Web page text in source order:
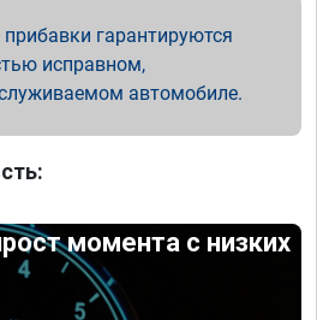
гарантируются
исправном,
автомобиле.
момента с низких